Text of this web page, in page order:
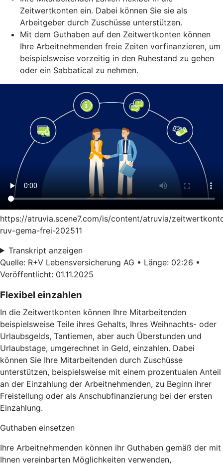
Zeitwertkonten ein. Dabei können Sie sie als
Arbeitgeber durch Zuschüsse unterstützen.
Mit dem Guthaben auf den Zeitwertkonten können
Ihre Arbeitnehmenden freie Zeiten vorfinanzieren, um
beispielsweise vorzeitig in den Ruhestand zu gehen
oder ein Sabbatical zu nehmen.
https://atruvia.scene7.com/is/content/atruvia/
ruv-gema-frei-202511
Transkript anzeigen
Quelle: R+V Lebensversicherung AG • Länge: 02:26 •
Veröffentlicht: 01.11.2025
Flexibel einzahlen
In die Zeitwertkonten können Ihre Mitarbeitenden
beispielsweise Teile ihres Gehalts, Ihres Weihnachts- oder
Urlaubsgelds, Tantiemen, aber auch Überstunden und
Urlaubstage, umgerechnet in Geld, einzahlen. Dabei
können Sie Ihre Mitarbeitenden durch Zuschüsse
unterstützen, beispielsweise mit einem prozentualen Anteil
an der Einzahlung der Arbeitnehmenden, zu Beginn ihrer
Freistellung oder als Anschubfinanzierung bei der ersten
Einzahlung.
Guthaben einsetzen
Ihre Arbeitnehmenden können ihr Guthaben gemäß der mit
Ihnen vereinbarten Möglichkeiten verwenden,